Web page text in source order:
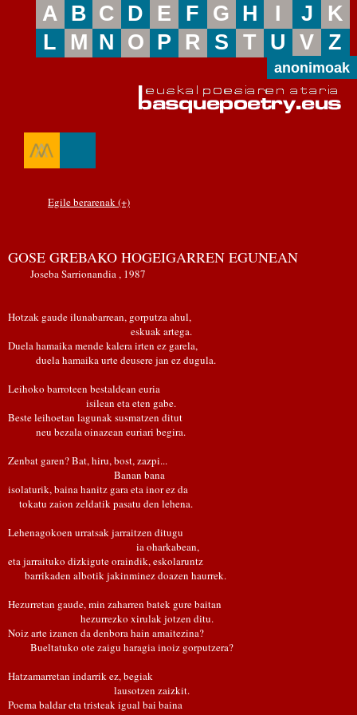
A B C D E F G H I J
K
L
M N O P R S T U V Z
anonimoak
Egile berarenak (+)
GOSE GREBAKO HOGEIGARREN EGUNEAN
Joseba Sarrionandia , 1987
Hotzak gaude ilunabarrean, gorputza ahul,
eskuak artega.
Duela hamaika mende kalera irten ez garela,
duela hamaika urte deusere jan ez dugula.
Leihoko barroteen bestaldean euria
isilean eta eten gabe.
Beste leihoetan lagunak susmatzen ditut
neu bezala oinazean euriari begira.
Zenbat garen? Bat, hiru, bost, zazpi...
Banan bana
isolaturik, baina hanitz gara eta inor ez da
tokatu zaion zeldatik pasatu den lehena.
Lehenagokoen urratsak jarraitzen ditugu
ia oharkabean,
eta jarraituko dizkigute oraindik, eskolaruntz
barrikaden albotik jakinminez doazen haurrek.
Hezurretan gaude, min zaharren batek gure baitan
hezurrezko xirulak jotzen ditu.
Noiz arte izanen da denbora hain amaitezina?
Bueltatuko ote zaigu haragia inoiz gorputzera?
Hatzamarretan indarrik ez, begiak
lausotzen zaizkit.
Poema baldar eta tristeak igual bai baina